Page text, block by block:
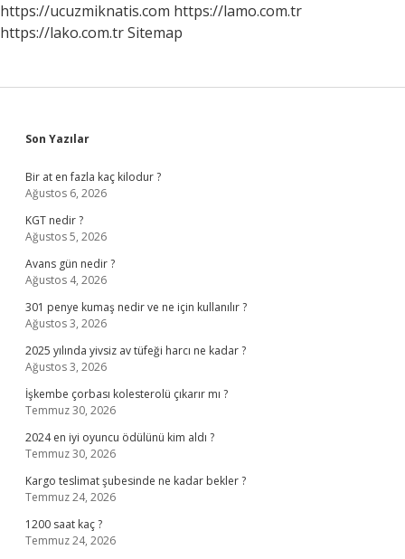
https://ucuzmiknatis.com https://lamo.com.tr
https://lako.com.trSitemap
Sidebar
Son Yazılar
Bir at en fazla kaç kilodur ?
Ağustos 6, 2026
KGT nedir ?
Ağustos 5, 2026
Avans gün nedir ?
Ağustos 4, 2026
301 penye kumaş nedir ve ne için kullanılır ?
Ağustos 3, 2026
2025 yılında yivsiz av tüfeği harcı ne kadar ?
Ağustos 3, 2026
İşkembe çorbası kolesterolü çıkarır mı ?
Temmuz 30, 2026
2024 en iyi oyuncu ödülünü kim aldı ?
Temmuz 30, 2026
Kargo teslimat şubesinde ne kadar bekler ?
Temmuz 24, 2026
1200 saat kaç ?
Temmuz 24, 2026